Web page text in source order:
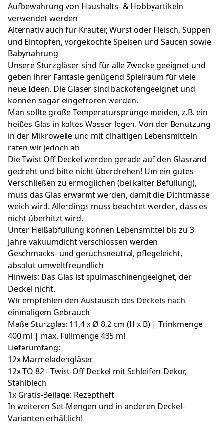
Aufbewahrung von Haushalts- & Hobbyartikeln
verwendet werden
Alternativ auch für Kräuter, Wurst oder Fleisch, Suppen
und Eintöpfen, vorgekochte Speisen und Saucen sowie
Babynahrung
Unsere Sturzgläser sind für alle Zwecke geeignet und
geben ihrer Fantasie genügend Spielraum für viele
neue Ideen. Die Gläser sind backofengeeignet und
können sogar eingefroren werden.
Man sollte große Temperatursprünge meiden, z.B. ein
heißes Glas in kaltes Wasser legen. Von der Benutzung
in der Mikrowelle und mit ölhaltigen Lebensmitteln
raten wir jedoch ab.
Die Twist Off Deckel werden gerade auf den Glasrand
gedreht und bitte nicht überdrehen! Um ein gutes
Verschließen zu ermöglichen (bei kalter Befüllung),
muss das Glas erwärmt werden, damit die Dichtmasse
weich wird. Allerdings muss beachtet werden, dass es
nicht überhitzt wird.
Unter Heißabfüllung können Lebensmittel bis zu 3
Jahre vakuumdicht verschlossen werden
Geschmacks- und geruchsneutral, pflegeleicht,
absolut umweltfreundlich
Hinweis: Das Glas ist spülmaschinengeeignet, der
Deckel nicht.
Wir empfehlen den Austausch des Deckels nach
einmaligem Gebrauch
Maße Sturzglas: 11,4 x Ø 8,2 cm (H x B) | Trinkmenge
400 ml | max. Füllmenge 435 ml
Lieferumfang:
12x Marmeladengläser
12x TO 82 - Twist-Off Deckel mit Schleifen-Dekor,
Stahlblech
1x Gratis-Beilage: Rezeptheft
In weiteren Set-Mengen und in anderen Deckel-
Varianten erhältlich!